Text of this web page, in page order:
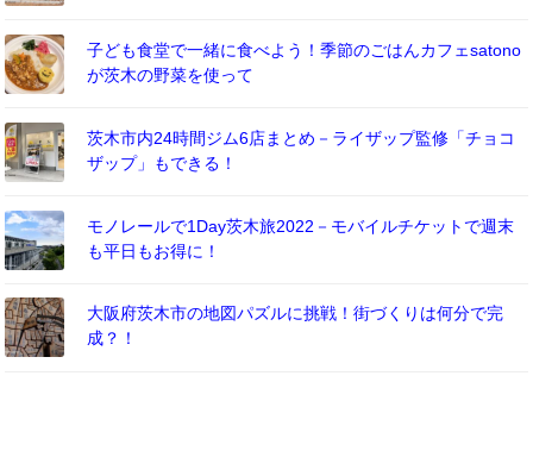
子ども食堂で一緒に食べよう！季節のごはんカフェsatono
が茨木の野菜を使って
茨木市内24時間ジム6店まとめ－ライザップ監修「チョコ
ザップ」もできる！
モノレールで1Day茨木旅2022－モバイルチケットで週末
も平日もお得に！
大阪府茨木市の地図パズルに挑戦！街づくりは何分で完
成？！